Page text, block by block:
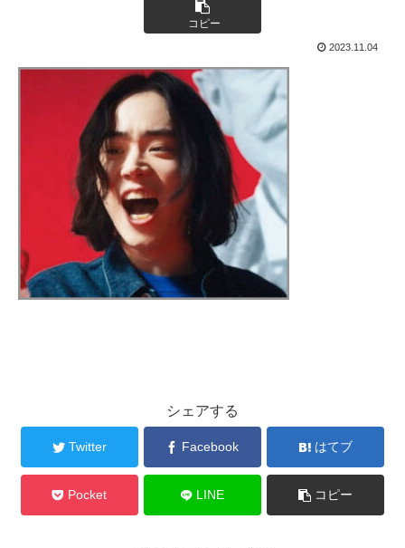
コピー
2023.11.04
シェアする
Twitter Facebook はてブ
Pocket LINE コピー